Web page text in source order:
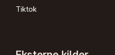
Tiktok